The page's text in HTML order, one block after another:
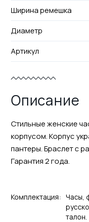
Ширина ремешка
Диаметр
Артикул
Описание
Стильные женские
корпусом. Корпус
пантеры. Браслет с
Гарантия 2 года.
Комплектация: Часы,
талон.